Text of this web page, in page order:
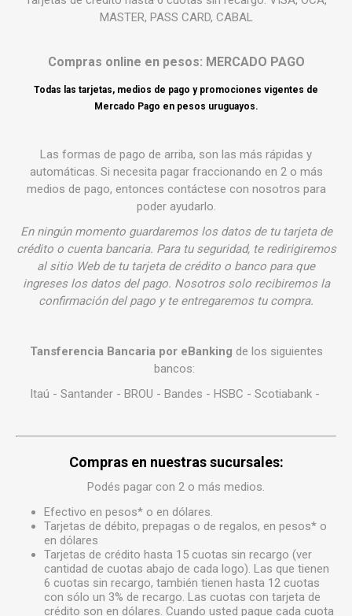
MASTER, PASS CARD, CABAL
Compras online en pesos: MERCADO PAGO
Todas las tarjetas, medios de pago y promociones vigentes de
Mercado Pago en pesos uruguayos.
Las formas de pago de arriba, son las más rápidas y
automáticas. Si necesita pagar fraccionando en 2 o más
medios de pago, entonces contáctese con nosotros para
poder ayudarlo.
En ningún momento guardaremos los datos de tu tarjeta de
crédito o cuenta bancaria. Para tu seguridad, te redirigiremos
al sitio Web de tu tarjeta de crédito o banco para que
ingreses los datos del pago. Nosotros solo recibiremos la
confirmación del pago y te entregaremos tu compra.
Tansferencia Bancaria por eBanking de los siguientes
bancos:
Itaú - Santander - BROU - Bandes - HSBC - Scotiabank -
Compras en nuestrassucursales:
Podés pagar con 2 o más medios.
Efectivo en pesos* o en dólares.
Tarjetas de débito, prepagas o de regalos, en pesos* o
en dólares
Tarjetas de crédito hasta 15 cuotas sin recargo (ver
cantidad de cuotas abajo de cada logo). Las que tienen
6 cuotas sin recargo, también tienen hasta 12 cuotas
con sólo un 3% de recargo. Las cuotas con tarjeta de
crédito son en dólares. Cuando usted pague cada cuota